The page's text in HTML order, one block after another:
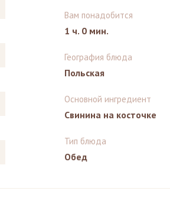
Вам понадобится
1 ч. 0 мин.
География блюда
Польская
Основной ингредиент
Свинина на косточке
Тип блюда
Обед